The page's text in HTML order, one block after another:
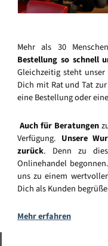
Mehr als 30
Bestellung so schnell
Gleichzeitig steht
Dich mit Rat und Tat
eine Bestellung oder
Auch für Beratungen
Verfügung. Unsere
zurück. Denn zu
Onlinehandel
uns zu einem
Dich als Kunden
Mehr erfahren